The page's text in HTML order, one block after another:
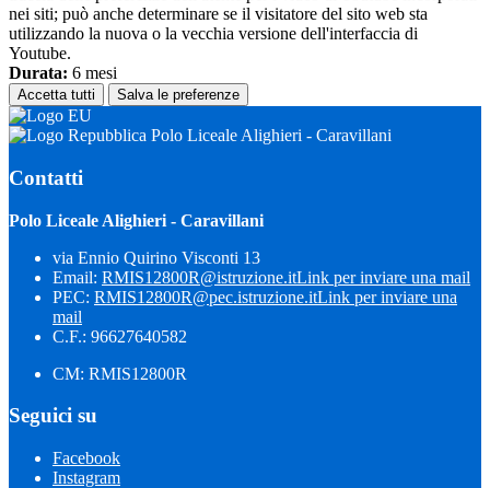
nei siti; può anche determinare se il visitatore del sito web sta
utilizzando la nuova o la vecchia versione dell'interfaccia di
Youtube.
Durata: 6 mesi
Accetta tutti Salva le preferenze
Polo Liceale Alighieri - Caravillani
Contatti
Polo Liceale Alighieri - Caravillani
via Ennio Quirino Visconti 13
Email: RMIS12800R@istruzione.itLink per inviare una mail
PEC: RMIS12800R@pec.istruzione.itLink per inviare una
mail
C.F.: 96627640582
CM: RMIS12800R
Seguici su
Facebook
Instagram